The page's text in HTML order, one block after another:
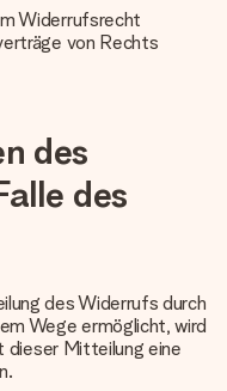
Widerrufsrecht
von Rechts
des
des
des Widerrufs durch
Wege ermöglicht, wird
dieser Mitteilung eine